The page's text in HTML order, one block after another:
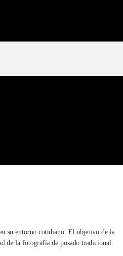
su entorno cotidiano. El objetivo de la
de la fotografía de posado tradicional.